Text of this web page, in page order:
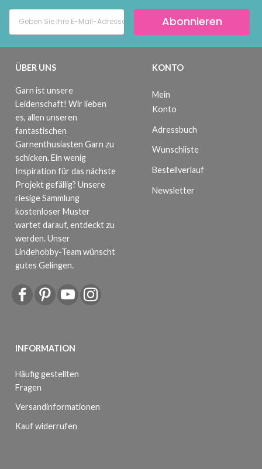
Abonnieren
ÜBER UNS
Garn ist unsere
Leidenschaft! Wir lieben
es, allen unseren
fantastischen
Garnenthusiasten Garn zu
schicken. Ein wenig
Inspiration für das nächste
Projekt gefällig? Unsere
riesige Sammlung
kostenloser Muster
wartet darauf, entdeckt zu
werden. Unser
Lindehobby-Team wünscht
gutes Gelingen.
INFORMATION
Häufig gestellten
Fragen
Versandinformationen
Kauf widerrufen
KONTO
Mein
Konto
Adressbuch
Wunschliste
Bestellverlauf
Newsletter